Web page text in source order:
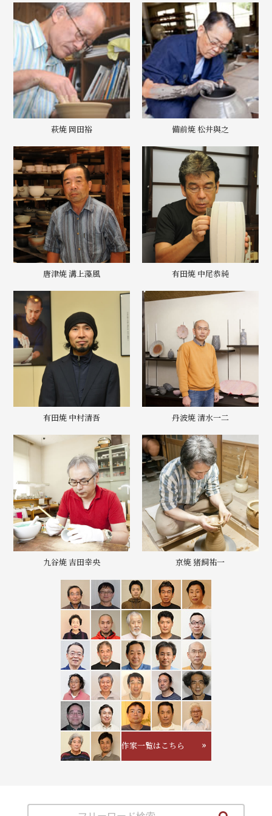
萩焼 岡田裕 備前焼 松井與之
唐津焼 溝上藻風 有田焼 中尾恭純
有田焼 中村清吾 丹波焼 清水一二
九谷焼 吉田幸央 京焼 猪飼祐一
作家一覧はこちら